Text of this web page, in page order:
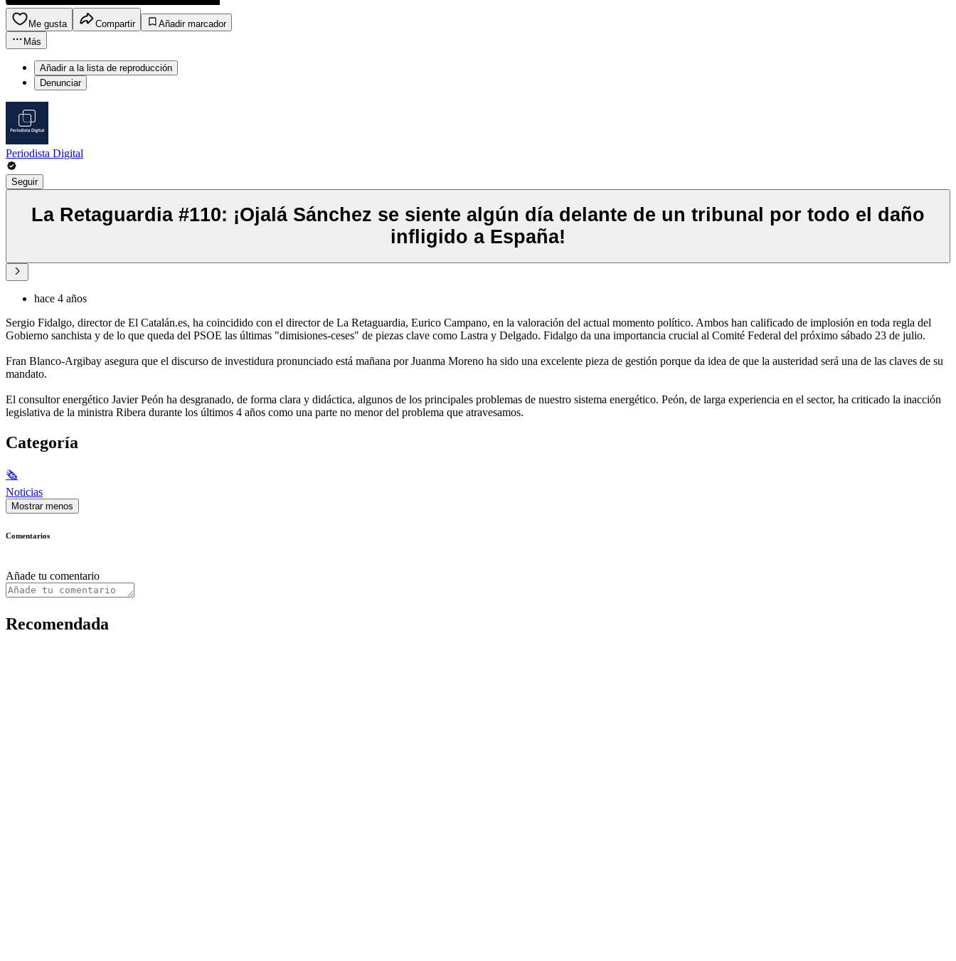
Me gusta Compartir
Añadir marcador
Más
Añadir a la lista de reproducción
Denunciar
Periodista Digital
Seguir
La Retaguardia #110: ¡Ojalá Sánchez se siente algún día delante de un tribunal por todo el daño
infligido a España!
hace 4 años
Sergio Fidalgo, director de El Catalán.es, ha coincidido con el director de La Retaguardia, Eurico Campano, en la valoración del actual momento político. Ambos han calificado de implosión en toda regla del
Gobierno sanchista y de lo que queda del PSOE las últimas "dimisiones-ceses" de piezas clave como Lastra y Delgado. Fidalgo da una importancia crucial al Comité Federal del próximo sábado 23 de julio.
Fran Blanco-Argibay asegura que el discurso de investidura pronunciado está mañana por Juanma Moreno ha sido una excelente pieza de gestión porque da idea de que la austeridad será una de las claves de su
mandato.
El consultor energético Javier Peón ha desgranado, de forma clara y didáctica, algunos de los principales problemas de nuestro sistema energético. Peón, de larga experiencia en el sector, ha criticado la inacción
legislativa de la ministra Ribera durante los últimos 4 años como una parte no menor del problema que atravesamos.
Categoría
🗞
Noticias
Mostrar menos
Comentarios
Añade tu comentario
Recomendada